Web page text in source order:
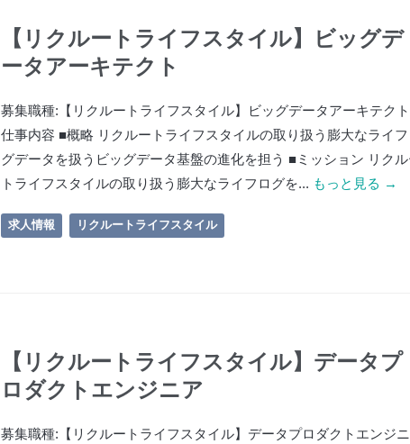
【リクルートライフスタイル】ビッグデ
ータアーキテクト
募集職種:【リクルートライフスタイル】ビッグデータアーキテクト
仕事内容 ■概略 リクルートライフスタイルの取り扱う膨大なライ
グデータを扱うビッグデータ基盤の進化を担う ■ミッション リク
トライフスタイルの取り扱う膨大なライフログを... もっと見る →
求人情報 リクルートライフスタイル
【リクルートライフスタイル】データプ
ロダクトエンジニア
募集職種:【リクルートライフスタイル】データプロダクトエンジ